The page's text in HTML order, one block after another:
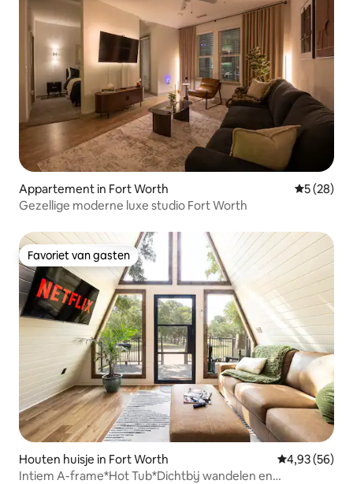
Appartement in Fort Worth
5 (28)
Gezellige moderne luxe studio Fort Worth
Favoriet van gasten
Favoriet van gasten
Houten huisje in Fort Worth Gemiddelde
4,93 (56)
Intiem A-frame*Hot Tub*Dichtbij wandelen en